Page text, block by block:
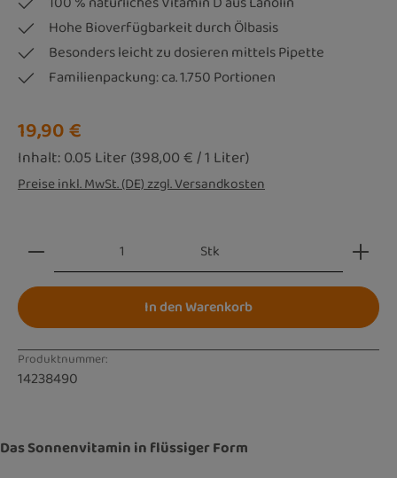
Hohe Bioverfügbarkeit durch Ölbasis
Besonders leicht zu dosieren mittels Pipette
Familienpackung: ca. 1.750 Portionen
Regulärer Preis:
19,90 €
Inhalt:0.05 Liter(398,00 € / 1 Liter)
Preise inkl. MwSt. (DE) zzgl. Versandkosten
Produkt Anzahl: Gib den gewünschten Wert ein
Stk
In den Warenkorb
Produktnummer:
14238490
Das Sonnenvitamin in flüssiger Form